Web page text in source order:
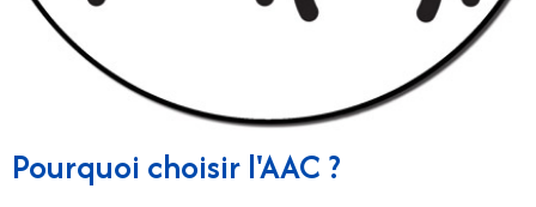
Pourquoi choisir l'AAC ?